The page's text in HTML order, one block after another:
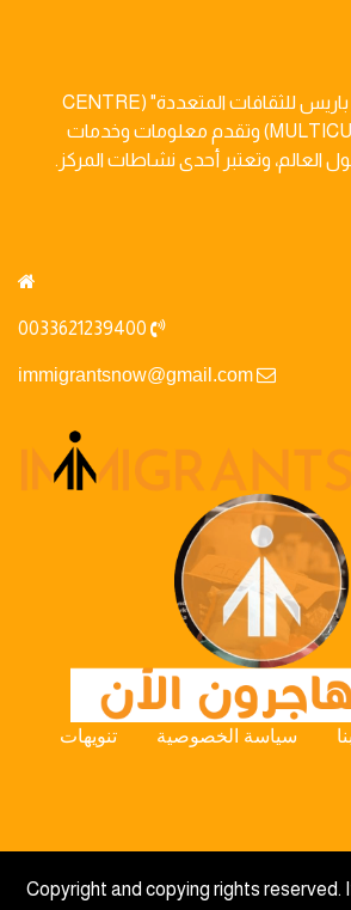
منصة تصدر عن "مركز باريس للثقافات المتعددة" (CENTRE
MULTICULTUREL DE PARIS) وتقدم معلومات وخدمات
العالم، وتعتبر أحدى نشاطات المركز.
immigrantsnow@gmail.com
سياسة الخصوصية
تنويهات
Copyright and copying rights reserved.